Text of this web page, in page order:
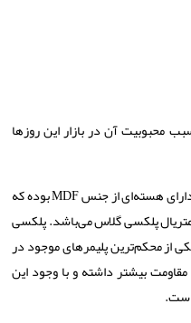
محبوبیت آن در بازار این روزها
هسته‌ای از جنسMDFبوده که
پلکسی گلاس می‌باشد. پلکسی
محکم‌ترین پلیمرهای موجود در
روکش‌ها حدود ۵ برابر مقاومت بیشتر داشته و با وجود این